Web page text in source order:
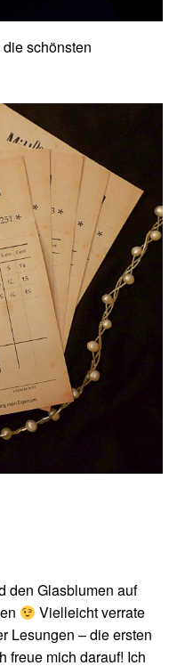
schönsten
den Glasblumen auf
Vielleicht verrate
Lesungen – die ersten
freue mich darauf! Ich